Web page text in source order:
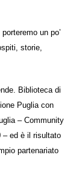
un po’
storie,
Biblioteca di
Puglia con
– Community
– ed è il risultato
partenariato